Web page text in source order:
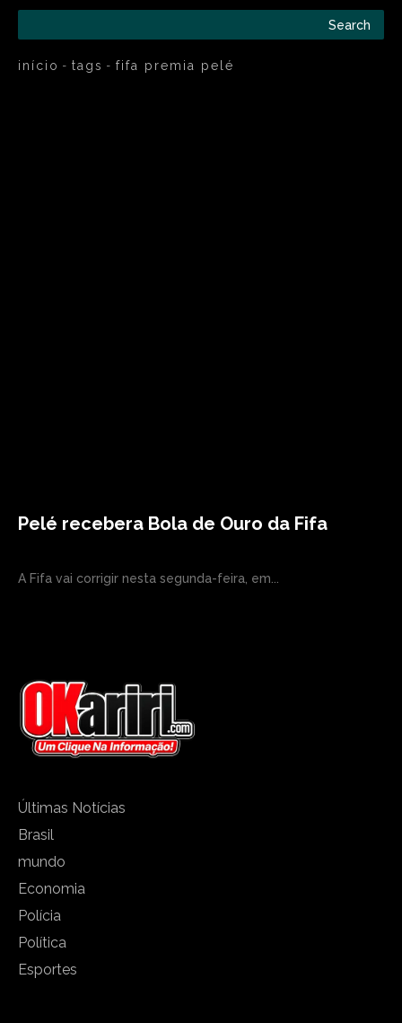
Search
início tags fifa premia pelé
Pelé recebera Bola de Ouro da Fifa
A Fifa vai corrigir nesta segunda-feira, em...
Últimas Notícias
Brasil
mundo
Economia
Polícia
Política
Esportes